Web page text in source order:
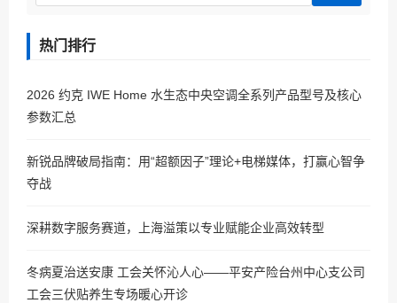
热门排行
2026 约克 IWE Home 水生态中央空调全系列产品型号及核心
参数汇总
新锐品牌破局指南：用“超额因子”理论+电梯媒体，打赢心智争
夺战
深耕数字服务赛道，上海溢策以专业赋能企业高效转型
冬病夏治送安康 工会关怀沁人心——平安产险台州中心支公司
工会三伏贴养生专场暖心开诊